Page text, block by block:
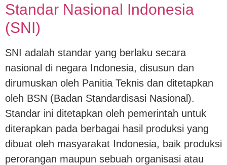
Standar Nasional Indonesia
(SNI)
SNI adalah standar yang berlaku secara
nasional di negara Indonesia, disusun dan
dirumuskan oleh Panitia Teknis dan ditetapkan
oleh BSN (Badan Standardisasi Nasional).
Standar ini ditetapkan oleh pemerintah untuk
diterapkan pada berbagai hasil produksi yang
dibuat oleh masyarakat Indonesia, baik produksi
perorangan maupun sebuah organisasi atau